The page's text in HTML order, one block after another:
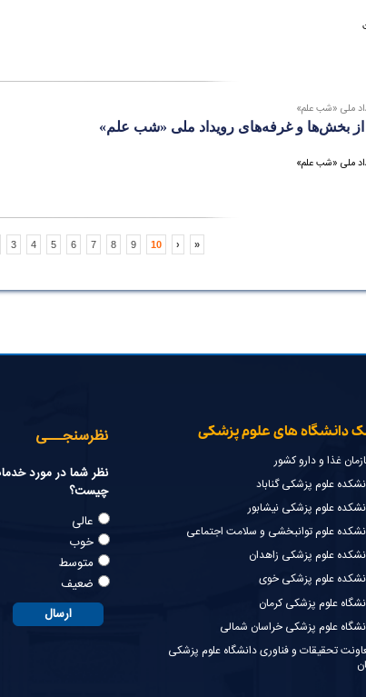
ملی «شب علم»
بخش‌ها و غرفه‌های رویداد ملی «شب علم»
ملی «شب علم»
3 4 5 6 7 8 9 10 › »
دانشگاه های علوم پزشکی
غذا و دارو کشور
علوم پزشکی گناباد
علوم پزشکی نیشابور
علوم توانبخشی و سلامت اجتماعی
علوم پزشکی زاهدان
علوم پزشکی خوی
علوم پزشکی کرمان
علوم پزشکی خراسان شمالی
تحقیقات و فناوری دانشگاه علوم پزشکی
نظرسنجـــی
نظر شما در مورد
چیست؟
عالی
خوب
متوسط
ضعیف